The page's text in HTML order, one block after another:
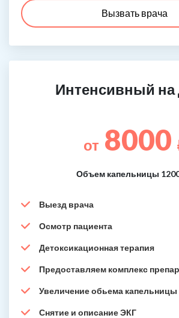
Вызвать врача
Интенсивный на
от 8000
Объем капельницы
Выезд врача
Осмотр пациента
Детоксикационная терапия
Предоставляем комплекс
Увеличение обьема капельницы
Снятие и описание ЭКГ